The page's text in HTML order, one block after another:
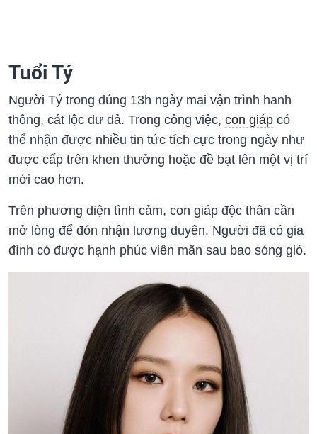
Tuổi Tý
Người Tý trong đúng 13h ngày mai vận trình hanh
thông, cát lộc dư dả. Trong công việc, con giáp có
thể nhận được nhiều tin tức tích cực trong ngày như
được cấp trên khen thưởng hoặc đề bạt lên một vị trí
mới cao hơn.
Trên phương diện tình cảm, con giáp độc thân cần
mở lòng để đón nhận lương duyên. Người đã có gia
đình có được hạnh phúc viên mãn sau bao sóng gió.